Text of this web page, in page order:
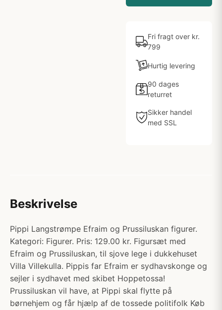
Fri fragt over kr.
799
Hurtig levering
90 dages
returret
Sikker handel
med SSL
Beskrivelse
Pippi Langstrømpe Efraim og Prussiluskan figurer.
Kategori: Figurer. Pris: 129.00 kr. Figursæt med
Efraim og Prussiluskan, til sjove lege i dukkehuset
Villa Villekulla. Pippis far Efraim er sydhavskonge og
sejler i sydhavet med skibet Hoppetossa!
Prussiluskan vil have, at Pippi skal flytte på
børnehjem og får hjælp af de tossede politifolk Køb